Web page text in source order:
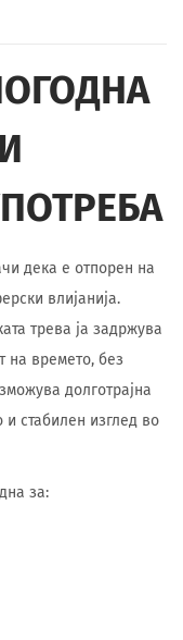
дека е отпорен на
влијанија.
трева ја задржува
на времето, без
долготрајна
стабилен изглед во
за: